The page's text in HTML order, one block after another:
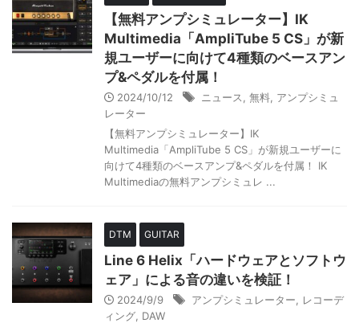
【無料アンプシミュレーター】IK
Multimedia「AmpliTube 5 CS」が新
規ユーザーに向けて4種類のベースアン
プ&ペダルを付属！
2024/10/12 ニュース 無料 アンプシミュ
レーター
【無料アンプシミュレーター】IK
Multimedia「AmpliTube 5 CS」が新規ユーザーに
向けて4種類のベースアンプ&ペダルを付属！ IK
Multimediaの無料アンプシミュレ ...
DTM GUITAR
Line 6 Helix「ハードウェアとソフトウ
ェア」による音の違いを検証！
2024/9/9 アンプシミュレーター
レコーデ
ィング DAW